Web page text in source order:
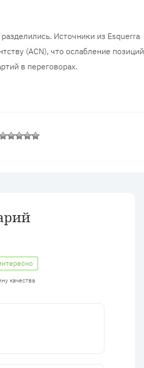
Источники из Esquerra
(ACN), что ослабление позиций
в переговорах.
качества